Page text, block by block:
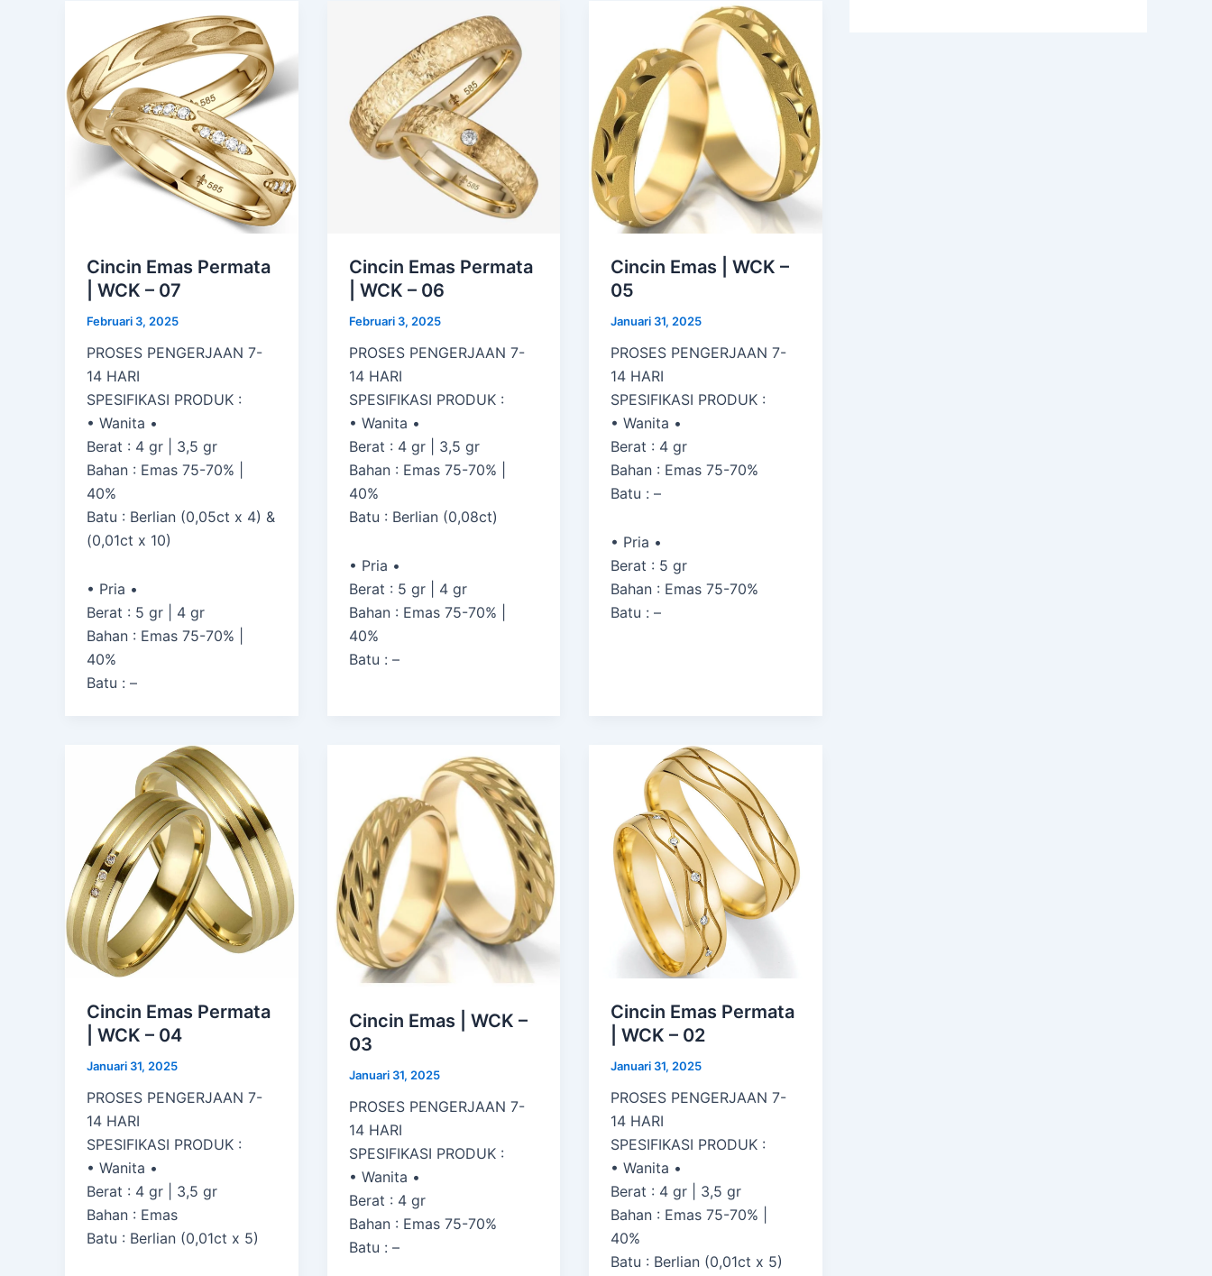
Cincin Emas Permata
| WCK – 07
Februari 3, 2025
PROSES PENGERJAAN 7-
14 HARI
SPESIFIKASI PRODUK :
• Wanita •
Berat : 4 gr | 3,5 gr
Bahan : Emas 75-70% |
40%
Batu : Berlian (0,05ct x 4) &
(0,01ct x 10)
• Pria •
Berat : 5 gr | 4 gr
Bahan : Emas 75-70% |
40%
Batu : –
Cincin Emas Permata
| WCK – 06
Februari 3, 2025
PROSES PENGERJAAN 7-
14 HARI
SPESIFIKASI PRODUK :
• Wanita •
Berat : 4 gr | 3,5 gr
Bahan : Emas 75-70% |
40%
Batu : Berlian (0,08ct)
• Pria •
Berat : 5 gr | 4 gr
Bahan : Emas 75-70% |
40%
Batu : –
Cincin Emas | WCK –
05
Januari 31, 2025
PROSES PENGERJAAN 7-
14 HARI
SPESIFIKASI PRODUK :
• Wanita •
Berat : 4 gr
Bahan : Emas 75-70%
Batu : –
• Pria •
Berat : 5 gr
Bahan : Emas 75-70%
Batu : –
Cincin Emas Permata
| WCK – 04
Januari 31, 2025
PROSES PENGERJAAN 7-
14 HARI
SPESIFIKASI PRODUK :
• Wanita •
Berat : 4 gr | 3,5 gr
Bahan : Emas
Batu : Berlian (0,01ct x 5)
Cincin Emas | WCK –
03
Januari 31, 2025
PROSES PENGERJAAN 7-
14 HARI
SPESIFIKASI PRODUK :
• Wanita •
Berat : 4 gr
Bahan : Emas 75-70%
Batu : –
Cincin Emas Permata
| WCK – 02
Januari 31, 2025
PROSES PENGERJAAN 7-
14 HARI
SPESIFIKASI PRODUK :
• Wanita •
Berat : 4 gr | 3,5 gr
Bahan : Emas 75-70% |
40%
Batu : Berlian (0,01ct x 5)